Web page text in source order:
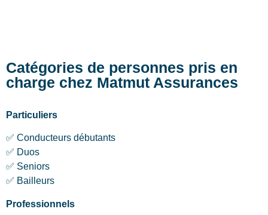
Catégories de personnes pris en
charge chez Matmut Assurances
Particuliers
✅ Conducteurs débutants
✅ Duos
✅ Seniors
✅ Bailleurs
Professionnels